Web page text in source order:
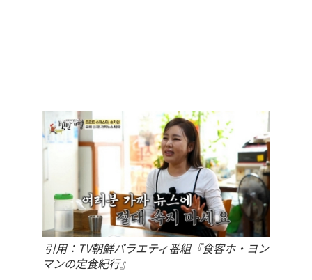
引用：TV朝鮮バラエティ番組『食客ホ・ヨン
マンの定食紀行』